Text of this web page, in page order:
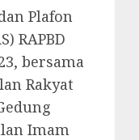
Plafon
RAPBD
bersama
Rakyat
Imam